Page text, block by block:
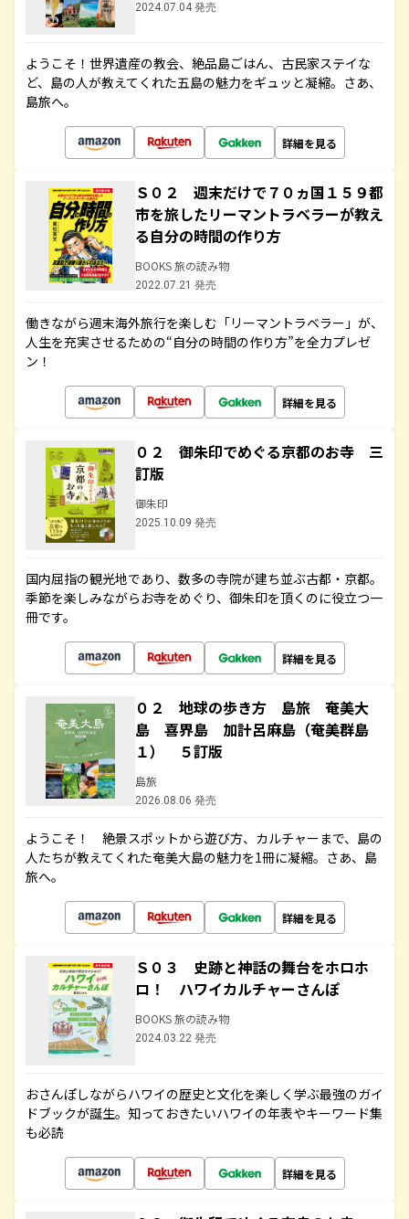
2024.07.04 発売
ようこそ！世界遺産の教会、絶品島ごはん、古民家ステイな
ど、島の人が教えてくれた五島の魅力をギュッと凝縮。さあ、
島旅へ。
詳細を見る
Ｓ０２ 週末だけで７０ヵ国１５９都
市を旅したリーマントラベラーが教え
る自分の時間の作り方
BOOKS 旅の読み物
2022.07.21 発売
働きながら週末海外旅行を楽しむ「リーマントラベラー」が、
人生を充実させるための“自分の時間の作り方”を全力プレゼ
ン！
詳細を見る
０２ 御朱印でめぐる京都のお寺 三
訂版
御朱印
2025.10.09 発売
国内屈指の観光地であり、数多の寺院が建ち並ぶ古都・京都。
季節を楽しみながらお寺をめぐり、御朱印を頂くのに役立つ一
冊です。
詳細を見る
０２ 地球の歩き方 島旅 奄美大
島 喜界島 加計呂麻島（奄美群島
１） ５訂版
島旅
2026.08.06 発売
ようこそ！ 絶景スポットから遊び方、カルチャーまで、島の
人たちが教えてくれた奄美大島の魅力を1冊に凝縮。さあ、島
旅へ。
詳細を見る
Ｓ０３ 史跡と神話の舞台をホロホ
ロ！ ハワイカルチャーさんぽ
BOOKS 旅の読み物
2024.03.22 発売
おさんぽしながらハワイの歴史と文化を楽しく学ぶ最強のガイ
ドブックが誕生。知っておきたいハワイの年表やキーワード集
も必読
詳細を見る